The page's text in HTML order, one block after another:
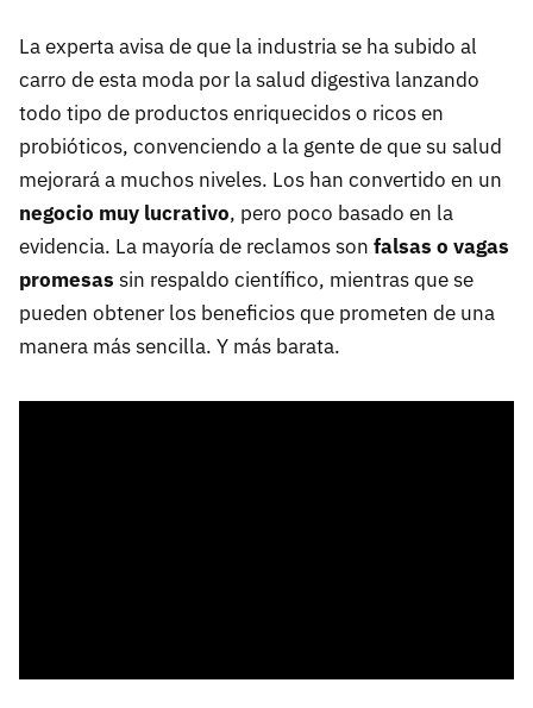
La experta avisa de que la industria se ha subido al
carro de esta moda por la salud digestiva lanzando
todo tipo de productos enriquecidos o ricos en
probióticos, convenciendo a la gente de que su salud
mejorará a muchos niveles. Los han convertido en un
negocio muy lucrativo, pero poco basado en la
evidencia. La mayoría de reclamos son falsas o vagas
promesas sin respaldo científico, mientras que se
pueden obtener los beneficios que prometen de una
manera más sencilla. Y más barata.